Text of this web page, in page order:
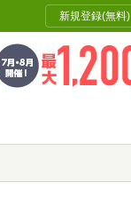
新規登録(無料)